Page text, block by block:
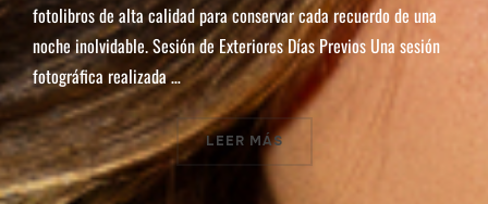
fotolibros de alta calidad para conservar cada recuerdo de una
noche inolvidable. Sesión de Exteriores Días Previos Una sesión
fotográfica realizada …
LEER MÁS